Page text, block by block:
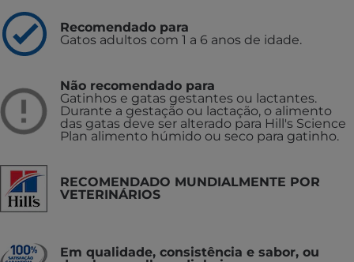
Recomendado para
Gatos adultos com 1 a 6 anos de idade.
Não recomendado para
Gatinhos e gatas gestantes ou lactantes.
Durante a gestação ou lactação, o alimento
das gatas deve ser alterado para Hill's Science
Plan alimento húmido ou seco para gatinho.
RECOMENDADO MUNDIALMENTE POR
VETERINÁRIOS
Em qualidade, consistência e sabor, ou